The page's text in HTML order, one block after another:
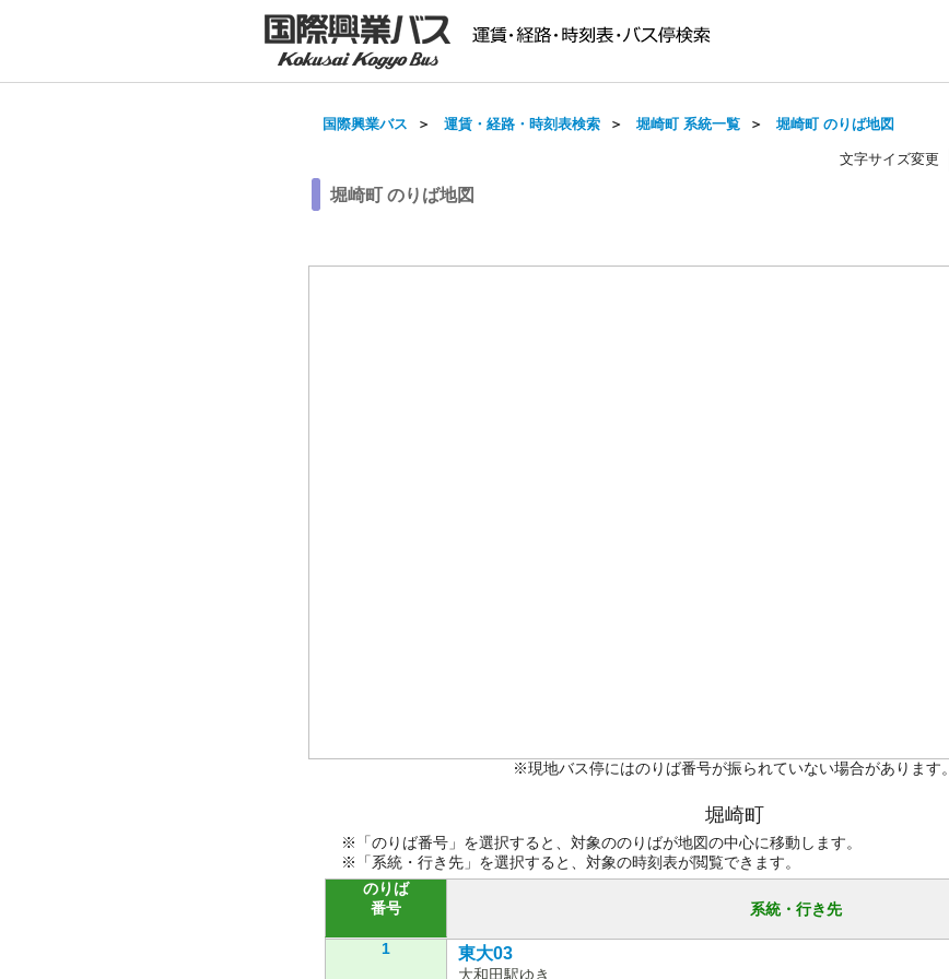
国際興業バス ＞ 運賃・経路・時刻表検索 ＞ 堀崎町 系統一覧 ＞ 堀崎町 のりば地図
文字サイズ変更
堀崎町 のりば地図
※現地バス停にはのりば番号が振られていない場合があります。
堀崎町
※「のりば番号」を選択すると、対象ののりばが地図の中心に移動します。
※「系統・行き先」を選択すると、対象の時刻表が閲覧できます。
のりば
番号
系統・行き先
1 東大03
大和田駅ゆき